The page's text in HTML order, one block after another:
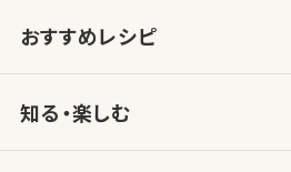
おすすめレシピ
知る・楽しむ